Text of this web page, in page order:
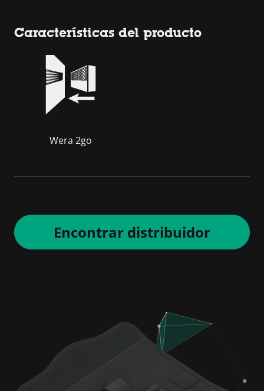
Características del producto
Wera 2go
Encontrar distribuidor